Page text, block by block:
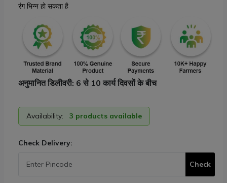
रंग भिन्न हो सकता है
अनुमानित डिलीवरी: 6 से 10 कार्य दिवसों के बीच
Availability: 3 products available
Check Delivery:
Check